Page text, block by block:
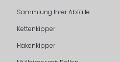
Sammlung Ihrer Abfälle
Kettenkipper
Hakenkipper